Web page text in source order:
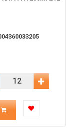
ΠοσότηταςΑύξηση